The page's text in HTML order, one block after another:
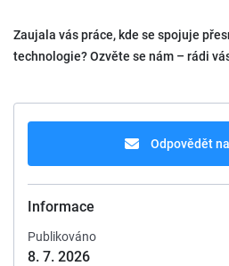
Zaujala vás práce, kde se spojuje
technologie? Ozvěte se nám – rádi
Odpovědět
Informace
Publikováno
8. 7. 2026